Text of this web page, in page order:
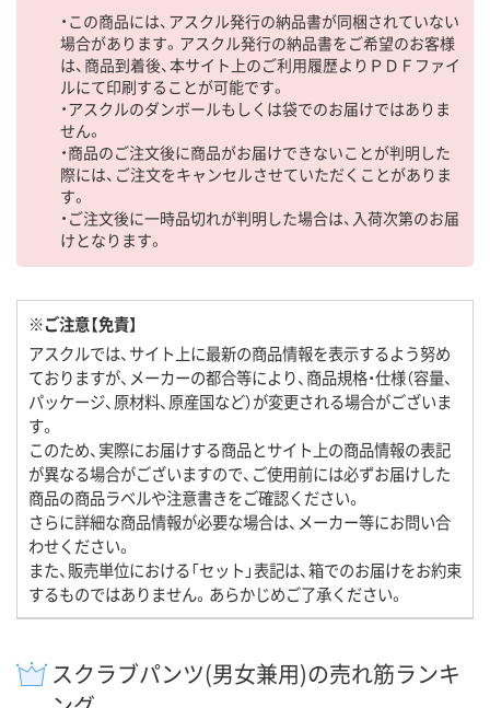
・この商品には、アスクル発行の納品書が同梱されていない
場合があります。アスクル発行の納品書をご希望のお客様
は、商品到着後、本サイト上のご利用履歴よりＰＤＦファイ
ルにて印刷することが可能です。
・アスクルのダンボールもしくは袋でのお届けではありま
せん。
・商品のご注文後に商品がお届けできないことが判明した
際には、ご注文をキャンセルさせていただくことがありま
す。
・ご注文後に一時品切れが判明した場合は、入荷次第のお届
けとなります。
※ご注意【免責】
アスクルでは、サイト上に最新の商品情報を表示するよう努め
ておりますが、メーカーの都合等により、商品規格・仕様（容量、
パッケージ、原材料、原産国など）が変更される場合がございま
す。
このため、実際にお届けする商品とサイト上の商品情報の表記
が異なる場合がございますので、ご使用前には必ずお届けした
商品の商品ラベルや注意書きをご確認ください。
さらに詳細な商品情報が必要な場合は、メーカー等にお問い合
わせください。
また、販売単位における「セット」表記は、箱でのお届けをお約束
するものではありません。あらかじめご了承ください。
スクラブパンツ(男女兼用)の売れ筋ランキ